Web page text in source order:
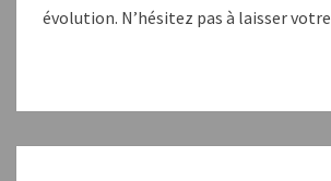
évolution. N’hésitez pas à laisser votre